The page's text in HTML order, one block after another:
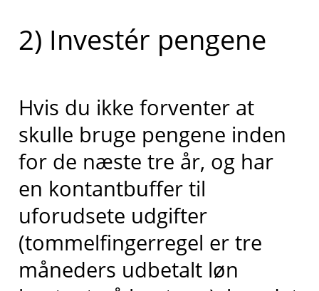
2) Investér pengene
Hvis du ikke forventer at
skulle bruge pengene inden
for de næste tre år, og har
en kontantbuffer til
uforudsete udgifter
(tommelfingerregel er tre
måneders udbetalt løn